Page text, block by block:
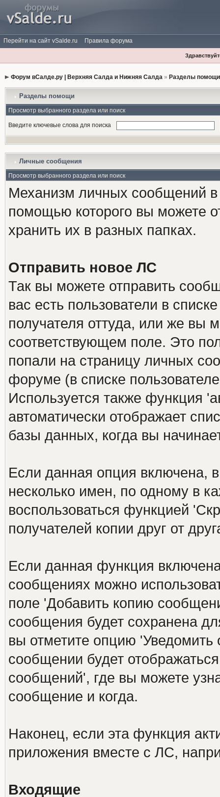
Перейти на сайт vSalde.ru Правила форума
Форум вСалде.ру | Верхняя Салда и Нижняя Салда» Разделы
Разделы помощи
Просмотр выбранного раздела или поиск
Введите ключевые слова для поиска
Личные сообщения
Просмотр выбранного раздела или поиск
Механизм личных сообщений
помощью которого вы можете
хранить их в разных папках.
Отправить новое ЛС
Так вы можете отправить
вас есть пользователи в
получателя оттуда, или же вы
соответствующем поле. Это
попали на страницу личных
форуме (в списке
Используется также функция
автоматически отображает
базы данных, когда вы
Если данная опция включена,
несколько имен, по одному в
воспользоваться функцией
получателей копии друг от
Если данная функция
сообщениях можно
поле 'Добавить копию
сообщения будет сохранена
вы отметите опцию
сообщении будет
сообщений', где вы можете
сообщение и когда.
Наконец, если эта функция
приложения вместе с ЛС,
Входящие